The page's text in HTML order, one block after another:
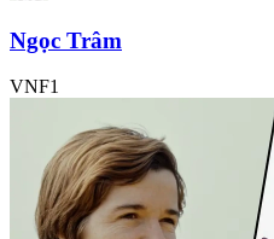
Ngọc Trâm
VNF1